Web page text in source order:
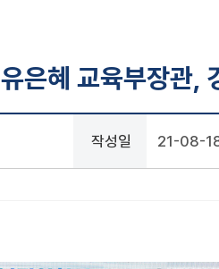
유은혜 교육부장관,
작성일 21-08-